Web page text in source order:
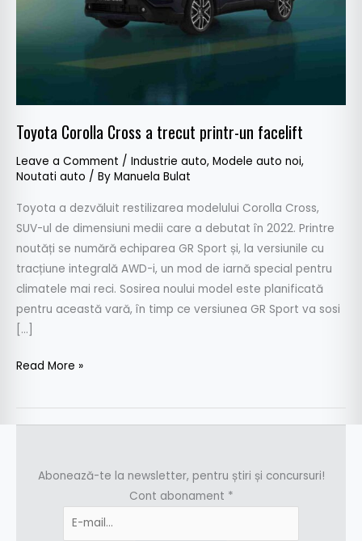
Toyota Corolla Cross a trecut printr-un facelift
Leave a Comment / Industrie auto, Modele auto noi,
Noutati auto / By Manuela Bulat
Toyota a dezvăluit restilizarea modelului Corolla Cross,
SUV-ul de dimensiuni medii care a debutat în 2022. Printre
noutăți se numără echiparea GR Sport și, la versiunile cu
tracțiune integrală AWD-i, un mod de iarnă special pentru
climatele mai reci. Sosirea noului model este planificată
pentru această vară, în timp ce versiunea GR Sport va sosi
[…]
Read More »
Abonează-te la newsletter, pentru știri și concursuri!
Cont abonament *